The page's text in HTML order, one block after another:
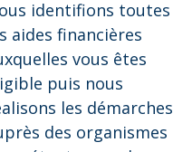
identifions toutes
aides financières
vous êtes
puis nous
les démarches
des organismes